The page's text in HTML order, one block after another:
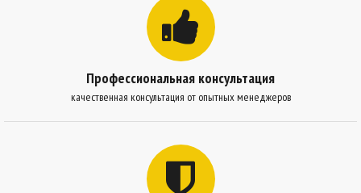
Профессиональная консультация
качественная консультация от опытных менеджеров